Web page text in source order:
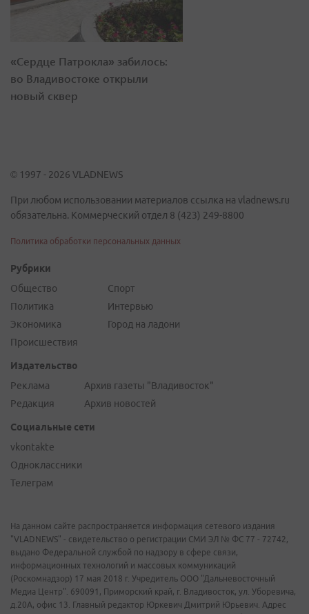
«Сердце Патрокла» забилось:
во Владивостоке открыли
новый сквер
© 1997 - 2026 VLADNEWS
При любом использовании материалов ссылка на vladnews.ru
обязательна. Коммерческий отдел 8 (423) 249-8800
Политика обработки персональных данных
Рубрики
Общество
Политика
Экономика
Происшествия
Спорт
Интервью
Город на ладони
Издательство
Реклама
Редакция
Архив газеты "Владивосток"
Архив новостей
Социальные сети
vkontakte
Одноклассники
Телеграм
На данном сайте распространяется информация сетевого издания
"VLADNEWS" - свидетельство о регистрации СМИ ЭЛ № ФС 77 - 72742,
выдано Федеральной службой по надзору в сфере связи,
информационных технологий и массовых коммуникаций
(Роскомнадзор) 17 мая 2018 г. Учредитель ООО "Дальневосточный
Медиа Центр". 690091, Приморский край, г. Владивосток, ул. Уборевича,
д.20А, офис 13. Главный редактор Юркевич Дмитрий Юрьевич. Адрес